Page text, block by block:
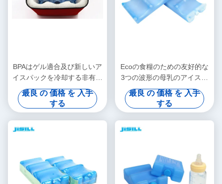
BPAはゲル適合及び新しいア
イスパックを冷却する非有毒
なクーラーの氷結のパックを
解放します
最良 の 価格 を 入手
する
Ecoの食糧のための友好的な
3つの波形の母乳のアイスパ
ックによって凍らせているア
イスパック
最良 の 価格 を 入手
する